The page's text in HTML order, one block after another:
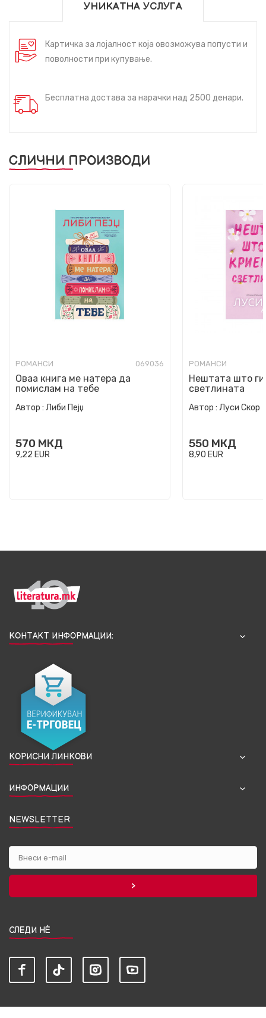
УНИКАТНА УСЛУГА
Картичка за лојалност која овозможува попусти и
поволности при купување.
Бесплатна достава за нарачки над 2500 денари.
СЛИЧНИ ПРОИЗВОДИ
РОМАНСИ 069036
Оваа книга ме натера да
помислам на тебе
Автор : Либи Пејџ
570 МКД
9,22 EUR
РОМАНСИ
Нештата што
светлината
Автор : Луси Скор
550 МКД
8,90 EUR
КОНТАКТ ИНФОРМАЦИИ:
КОРИСНИ ЛИНКОВИ
ИНФОРМАЦИИ
NEWSLETTER
СЛЕДИ НЀ